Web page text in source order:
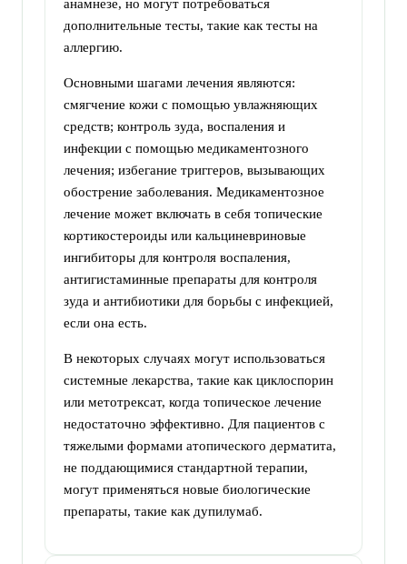
анамнезе, но могут потребоваться
дополнительные тесты, такие как тесты на
аллергию.
Основными шагами лечения являются:
смягчение кожи с помощью увлажняющих
средств; контроль зуда, воспаления и
инфекции с помощью медикаментозного
лечения; избегание триггеров, вызывающих
обострение заболевания. Медикаментозное
лечение может включать в себя топические
кортикостероиды или кальциневриновые
ингибиторы для контроля воспаления,
антигистаминные препараты для контроля
зуда и антибиотики для борьбы с инфекцией,
если она есть.
В некоторых случаях могут использоваться
системные лекарства, такие как циклоспорин
или метотрексат, когда топическое лечение
недостаточно эффективно. Для пациентов с
тяжелыми формами атопического дерматита,
не поддающимися стандартной терапии,
могут применяться новые биологические
препараты, такие как дупилумаб.